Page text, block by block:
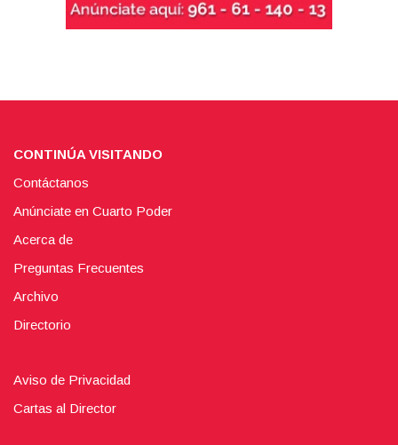
CONTINÚA VISITANDO
Contáctanos
Anúnciate en Cuarto Poder
Acerca de
Preguntas Frecuentes
Archivo
Directorio
Aviso de Privacidad
Cartas al Director